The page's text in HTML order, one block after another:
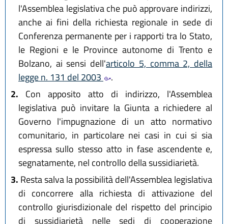
l'Assemblea legislativa che può approvare indirizzi,
anche ai fini della richiesta regionale in sede di
Conferenza permanente per i rapporti tra lo Stato,
le Regioni e le Province autonome di Trento e
Bolzano, ai sensi dell'articolo 5, comma 2, della
legge n. 131 del 2003
.
2. Con apposito atto di indirizzo, l'Assemblea
legislativa può invitare la Giunta a richiedere al
Governo l'impugnazione di un atto normativo
comunitario, in particolare nei casi in cui si sia
espressa sullo stesso atto in fase ascendente e,
segnatamente, nel controllo della sussidiarietà.
3. Resta salva la possibilità dell'Assemblea legislativa
di concorrere alla richiesta di attivazione del
controllo giurisdizionale del rispetto del principio
di sussidiarietà nelle sedi di cooperazione